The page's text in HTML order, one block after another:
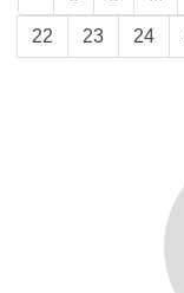
22 23 24